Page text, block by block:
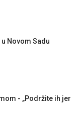
Novom Sadu
- „Podržite ih jer